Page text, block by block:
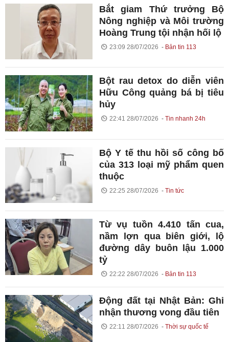
Bắt giam Thứ trưởng Bộ
Nông nghiệp và Môi trường
Hoàng Trung tội nhận hối lộ
23:09 28/07/2026 Bản tin 113
Bột rau detox do diễn viên
Hữu Công quảng bá bị tiêu
hủy
22:41 28/07/2026 Tin nhanh 24h
Bộ Y tế thu hồi số công bố
của 313 loại mỹ phẩm quen
thuộc
22:25 28/07/2026 Tin tức
Từ vụ tuồn 4.410 tấn cua,
nầm lợn qua biên giới, lộ
đường dây buôn lậu 1.000
tỷ
22:22 28/07/2026 Bản tin 113
Động đất tại Nhật Bản: Ghi
nhận thương vong đầu tiên
22:11 28/07/2026 Thời sự quốc tế